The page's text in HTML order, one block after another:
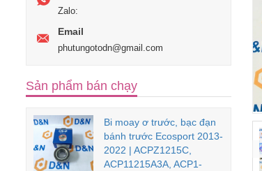
Zalo:
Email
phutungotodn@gmail.com
Sản phẩm bán chạy
Bi moay ơ trước, bạc đạn
bánh trước Ecosport 2013-
2022 | ACPZ1215C,
ACP11215A3A, ACP1-